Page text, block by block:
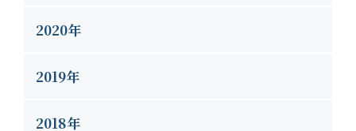
2020年
2019年
2018年